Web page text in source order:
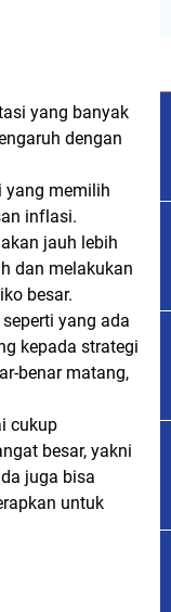
yang banyak
dengan
yang memilih
inflasi.
jauh lebih
dan melakukan
besar.
yang ada
kepada strategi
benar matang,
cukup
besar, yakni
juga bisa
untuk